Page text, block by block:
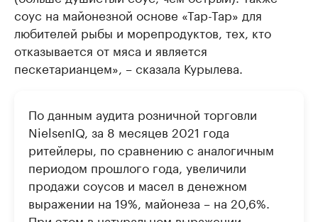
соус на майонезной основе «Тар-Тар» для
любителей рыбы и морепродуктов, тех, кто
отказывается от мяса и является
пескетарианцем», – сказала Курылева.
По данным аудита розничной торговли
NielsenIQ, за 8 месяцев 2021 года
ритейлеры, по сравнению с аналогичным
периодом прошлого года, увеличили
продажи соусов и масел в денежном
выражении на 19%, майонеза – на 20,6%.